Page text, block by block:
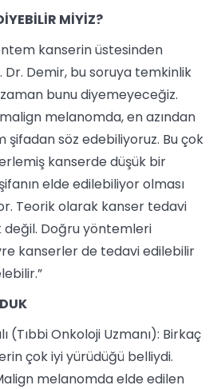
MİYİZ?
kanserin üstesinden
Demir, bu soruya temkinlik
bunu diyemeyeceğiz.
melanomda, en azından
söz edebiliyoruz. Bu çok
kanserde düşük bir
elde edilebiliyor olması
Teorik olarak kanser tedavi
değil. Doğru yöntemleri
kanserler de tedavi edilebilir
(Tıbbi Onkoloji Uzmanı): Birkaç
çok iyi yürüdüğü belliydi.
melanomda elde edilen